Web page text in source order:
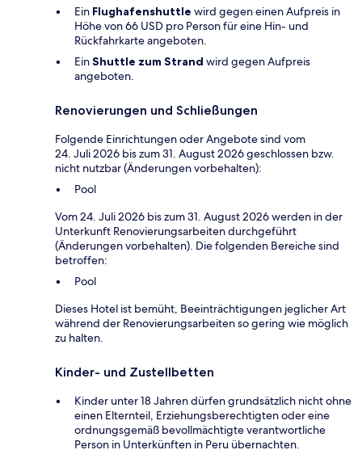
Ein Flughafenshuttle wird gegen einen Aufpreis in
Höhe von 66 USD pro Person für eine Hin- und
Rückfahrkarte angeboten.
EinShuttle zum Strand wird gegen Aufpreis
angeboten.
Renovierungen und Schließungen
Folgende Einrichtungen oder Angebote sind vom
24. Juli 2026 bis zum 31. August 2026 geschlossen bzw.
nicht nutzbar (Änderungen vorbehalten):
Pool
Vom 24. Juli 2026 bis zum 31. August 2026 werden in der
Unterkunft Renovierungsarbeiten durchgeführt
(Änderungen vorbehalten). Die folgenden Bereiche sind
betroffen:
Pool
Dieses Hotel ist bemüht, Beeinträchtigungen jeglicher Art
während der Renovierungsarbeiten so gering wie möglich
zu halten.
Kinder- und Zustellbetten
Kinder unter 18 Jahren dürfen grundsätzlich nicht ohne
einen Elternteil, Erziehungsberechtigten oder eine
ordnungsgemäß bevollmächtigte verantwortliche
Person in Unterkünften in Peru übernachten.